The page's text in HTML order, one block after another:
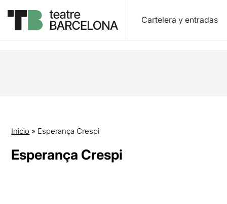
Cartelera y entradas
Inicio » Esperança Crespi
Esperança Crespi